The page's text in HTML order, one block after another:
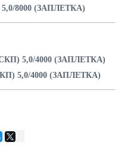
8000 (ЗАПЛЕТКА)
5,0/4000 (ЗАПЛЕТКА)